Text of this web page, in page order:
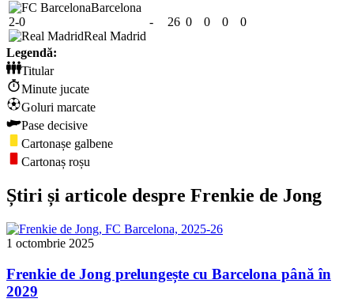
Barcelona
2-0
Real Madrid
- 26 0 0 0 0
Legendă:
Titular
Minute jucate
Goluri marcate
Pase decisive
Cartonașe galbene
Cartonaș roșu
Știri și articole despre Frenkie de Jong
1 octombrie 2025
Frenkie de Jong prelungește cu Barcelona până în
2029